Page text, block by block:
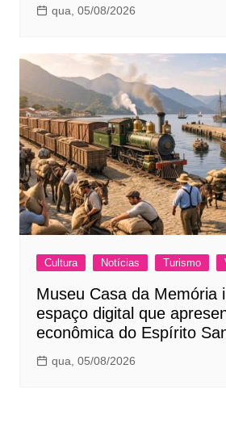
qua, 05/08/2026
Cultura Notícias Turismo
Museu Casa da Memória
espaço digital que
econômica do Espírito
qua, 05/08/2026